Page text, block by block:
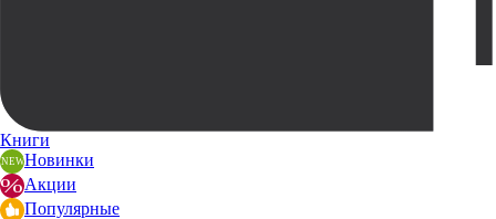
Книги
Новинки
Акции
Популярные